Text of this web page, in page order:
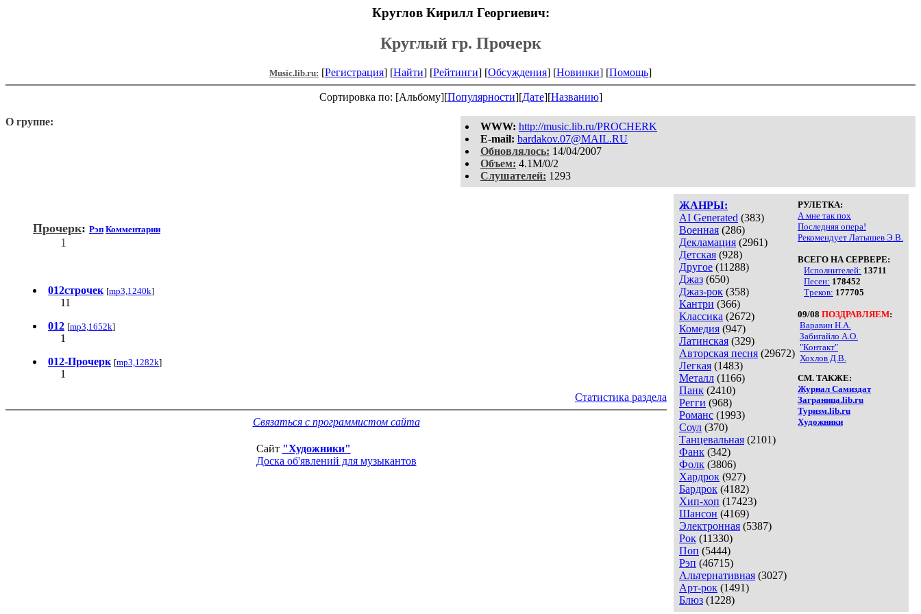
Круглов Кирилл Георгиевич:
Круглый гр. Прочерк
Music.lib.ru: [Регистрация] [Найти] [Рейтинги] [Обсуждения] [Новинки] [Помощь]
Сортировка по: [Альбому][Популярности][Дате][Названию]
WWW: http://music.lib.ru/PROCHERK
E-mail: bardakov.07@MAIL.RU
Обновлялось: 14/04/2007
Объем: 4.1M/0/2
Слушателей: 1293
О группе:
ЖАНРЫ:
AI Generated (383)
Военная (286)
Декламация (2961)
Детская (928)
Другое (11288)
Джаз (650)
Джаз-рок (358)
Кантри (366)
Классика (2672)
Комедия (947)
Латинская (329)
Авторская песня (29672)
Легкая (1483)
Металл (1166)
Панк (2410)
Регги (968)
Романс (1993)
Соул (370)
Танцевальная (2101)
Фанк (342)
Фолк (3806)
Хардрок (927)
Бардрок (4182)
Хип-хоп (17423)
Шансон (4169)
Электронная (5387)
Рок (11330)
Поп (5444)
Рэп (46715)
Альтернативная (3027)
Арт-рок (1491)
Блюз (1228)
РУЛЕТКА:
А мне так пох
Последняя опера!
Рекомендует Латышев Э.В.
ВСЕГО НА СЕРВЕРЕ:
Исполнителей: 13711
Песен: 178452
Треков: 177705
09/08 ПОЗДРАВЛЯЕМ:
Варавин Н.А.
Забигайло А.О.
"Контакт"
Хохлов Д.В.
СМ. ТАКЖЕ:
Журнал Самиздат
Заграница.lib.ru
Туризм.lib.ru
Художники
Прочерк: Рэп Комментарии
1
012строчек [mp3,1240k]
11
012 [mp3,1652k]
1
012-Прочерк [mp3,1282k]
1
Статистика раздела
Связаться с программистом сайта
Сайт "Художники"
Доска об'явлений для музыкантов